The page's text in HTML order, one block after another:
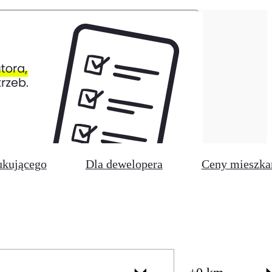
Dla dewelopera Ceny